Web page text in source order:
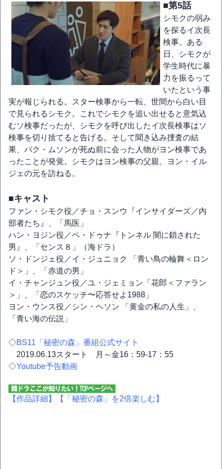
■第5話
シモクの弱み
を探るイ次長
検事。ある
日、シモクが
学生時代に暴
力を振るって
いたという事
実が報じられる。スター検事から一転、世間から白い目
で見られるシモク。これでシモクを追い出せると意気込
むソ検事だったが、シモクを呼び出したイ次長検事はソ
検事を切り捨てると告げる。そして聞き込み捜査の結
果、パク・ムソンが死ぬ前に会った人物がヨン検事であ
ったことが発覚。シモクはヨン検事の父親、ヨン・イル
ジェの元を訪ねる。
■キャスト
ファン・シモク役／チョ・スンウ『インサイダーズ／内
部者たち』、「馬医」
ハン・ヨジン役／ペ・ドゥナ『トンネル 闇に鎖された
男』、「センス８」（海ドラ）
ソ・ドンジェ役／イ・ジュニョク 「青い鳥の輪舞＜ロン
ド＞」、「赤道の男」
イ・チャンジュン役／ユ・ジェミョン「花郎＜ファラン
＞」、「恋のスケッチ〜応答せよ1988」
ヨン・ウンス役／シン・ヘソン 「黄金の私の人生」、
「青い海の伝説」
◇BS11「秘密の森」番組公式サイト
2019.06.13スタート 月～金16：59-17：55
◇Youtube予告動画
【作品詳細】 【「秘密の森」を2倍楽しむ】